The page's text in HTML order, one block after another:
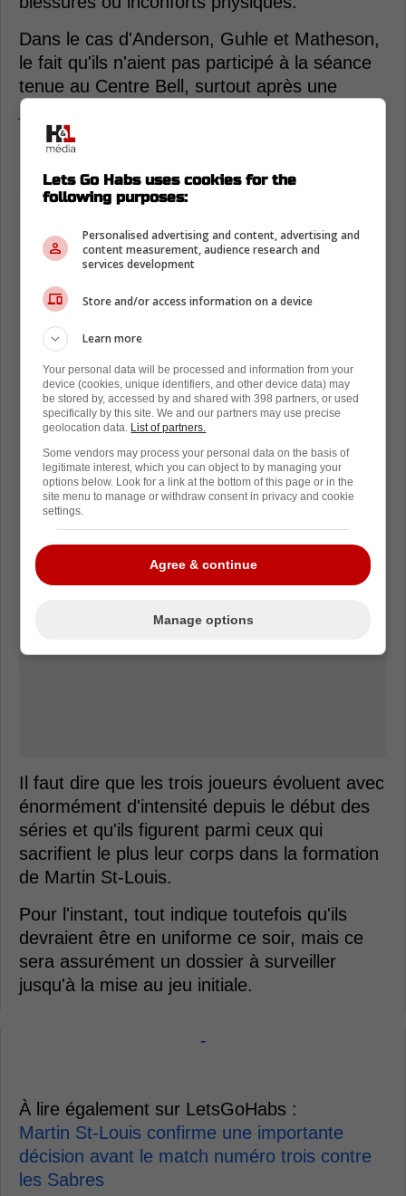
Dans le cas d'Anderson, Guhle et Matheson,
le fait qu'ils n'aient pas participé à la séance
tenue au Centre Bell, surtout après une
journée de congé, laisse croire qu'ils sont
possiblement incommodés par quelques
bobos.
Il faut dire que les trois joueurs évoluent avec
énormément d'intensité depuis le début des
séries et qu'ils figurent parmi ceux qui
sacrifient le plus leur corps dans la formation
de Martin St-Louis.
Pour l'instant, tout indique toutefois qu'ils
devraient être en uniforme ce soir, mais ce
sera assurément un dossier à surveiller
jusqu'à la mise au jeu initiale.
-
À lire également sur LetsGoHabs :
Martin St-Louis confirme une importante
décision avant le match numéro trois contre
les Sabres
Lets Go Habs uses cookies for the
following purposes:
Personalised advertising and content, advertising and
content measurement, audience research and
services development
Store and/or access information on a device
Learn more
Your personal data will be processed and information from your
device (cookies, unique identifiers, and other device data) may
be stored by, accessed by and shared with 398 partners, or used
specifically by this site. We and our partners may use precise
geolocation data. List of partners.
Some vendors may process your personal data on the basis of
legitimate interest, which you can object to by managing your
options below. Look for a link at the bottom of this page or in the
site menu to manage or withdraw consent in privacy and cookie
settings.
Agree & continue
Manage options